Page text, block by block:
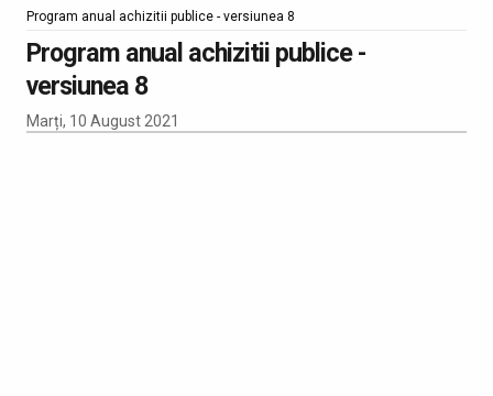
Program anual achizitii publice - versiunea 8
Program anual achizitii publice -
versiunea 8
Marți, 10 August 2021